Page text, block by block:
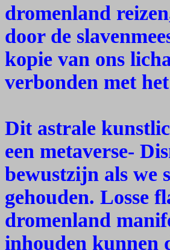
dromenland
door de
kopie van ons
verbonden met
Dit astrale
een metaverse-
bewustzijn als we
gehouden. Losse
dromenland
inhouden kunnen